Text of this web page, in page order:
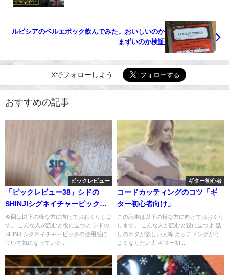
ルピシアのベルエポック飲んでみた。おいしいのか
まずいのか検証
Xでフォローしよう
おすすめの記事
ピックレビュー
「ピックレビュー38」シドの
SHINJIシグネイチャーピック使
ってみた
今回は以下の様な方に向けておおくりしま
す。 こんな人が読むと役に立つよ シドの
SHINJIシグネイチャーピックの使用感に
ついて気になっている...
ギター初心者
コードカッティングのコツ「ギ
ター初心者向け」
この記事は以下の様な方に向けておおくり
します。 こんな人が読むと役に立つよ 話
しのネタが欲しい人等 カッティングがう
まくなりたい人 ギター初...